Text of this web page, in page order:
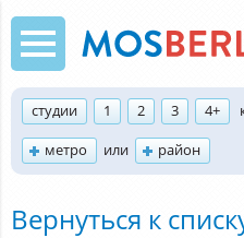
студии 1 2 3 4+
метро
или район
Вернуться к